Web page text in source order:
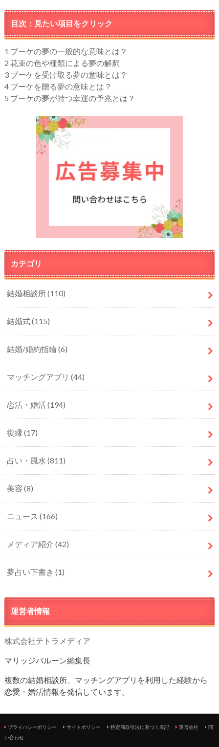
目次：見たい項目をクリック
1 ブーケの夢の一般的な意味とは？
2 花束の色や種類による夢の解釈
3ブーケを受け取る夢の意味とは？
4ブーケを贈る夢の意味とは？
5 ブーケの夢が持つ幸運の予兆とは？
カテゴリ
結婚相談所(110)
結婚式(115)
結婚/婚約指輪 (6)
マッチングアプリ (44)
恋活・婚活(194)
復縁 (17)
占い・風水 (811)
美容 (8)
ニュース (166)
メディア紹介 (42)
夢占い下書き (1)
運営者情報
株式会社テトラメディア
マリッジバルーン編集長
複数の結婚相談所、マッチングアプリを利用した経験から
恋愛・婚活情報を発信しています。
プライバシーポリシー サイトポリシー 特定商取引法に基づく表記 運営会社
問
い合わせ